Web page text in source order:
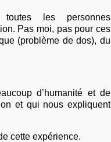
les personnes
Pas moi, pas pour ces
(problème de dos), du
d’humanité et de
et qui nous expliquent
cette expérience.